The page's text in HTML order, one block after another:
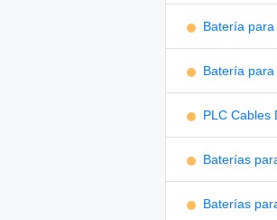
Batería
Batería para
PLC Cables
Baterías
Baterías